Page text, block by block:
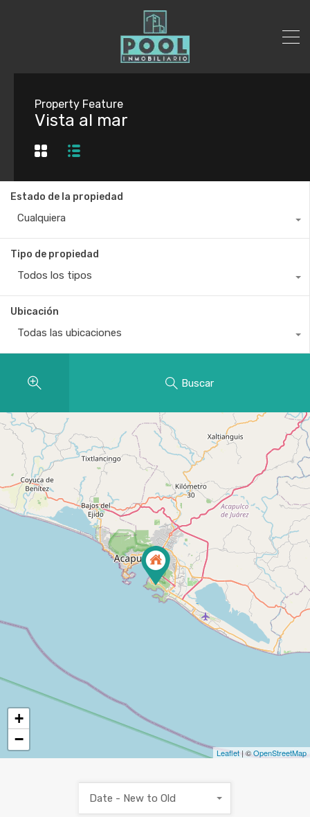
Property Feature
Vista al mar
Estado de la propiedad
Cualquiera
Tipo de propiedad
Todos los tipos
Ubicación
Todas las ubicaciones
Buscar
+
−
Leaflet| ©OpenStreetMap
Date - New to Old